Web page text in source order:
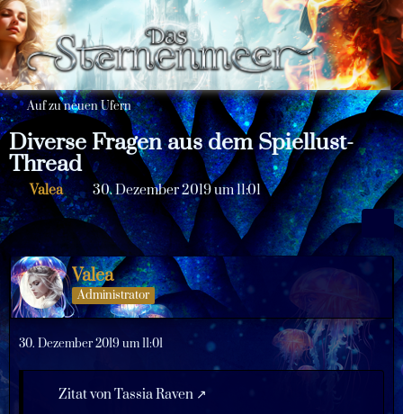
Auf zu neuen Ufern
Diverse Fragen aus dem Spiellust-
Thread
Valea 30. Dezember 2019 um 11:01
Valea
Administrator
30. Dezember 2019 um 11:01
Zitat von Tassia Raven